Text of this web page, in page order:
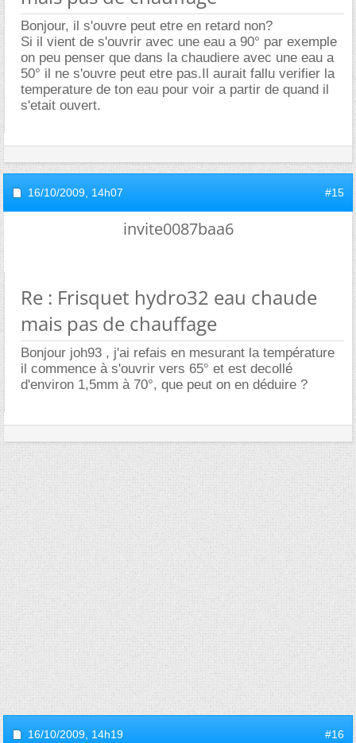
Bonjour, il s'ouvre peut etre en retard non?
Si il vient de s'ouvrir avec une eau a 90° par exemple
on peu penser que dans la chaudiere avec une eau a
50° il ne s'ouvre peut etre pas.Il aurait fallu verifier la
temperature de ton eau pour voir a partir de quand il
s'etait ouvert.
16/10/2009, 14h07 #15
invite0087baa6
Re : Frisquet hydro32 eau chaude
mais pas de chauffage
Bonjour joh93 , j'ai refais en mesurant la température
il commence à s'ouvrir vers 65° et est decollé
d'environ 1,5mm à 70°, que peut on en déduire ?
16/10/2009, 14h19 #16